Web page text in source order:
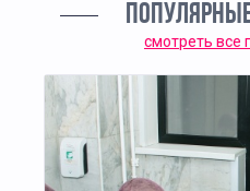
смотреть все